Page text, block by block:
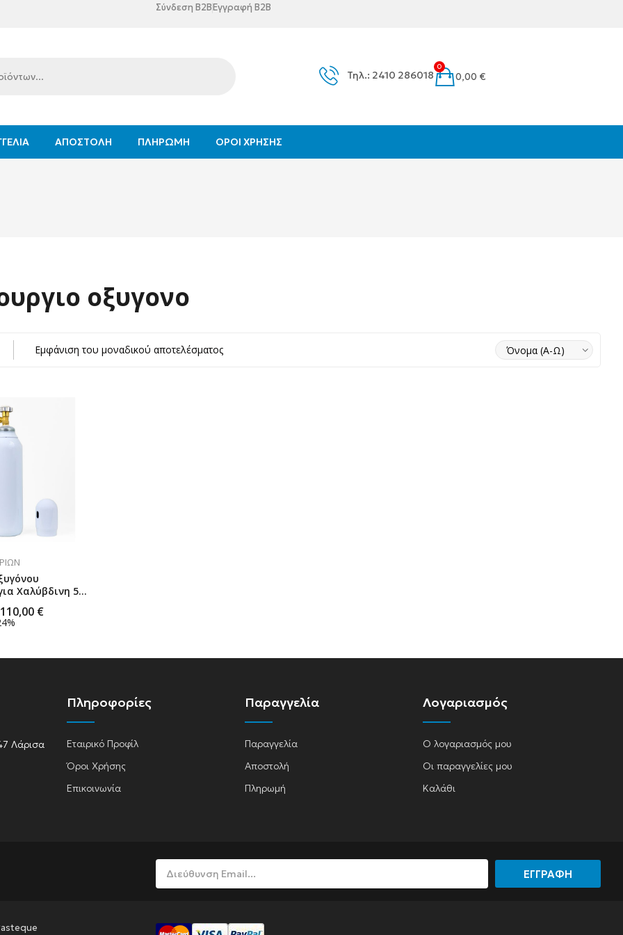
Σύνδεση B2BΕγγραφή B2B
Τηλ.: 2410 286018 0,00 €
0
ΑΠΟΣΤΟΛΉ ΠΛΗΡΩΜΉ ΌΡΟΙ ΧΡΉΣΗΣ
οξυγονο
Εμφάνιση του μοναδικού αποτελέσματος
Χαλύβδινη 5L
110,00 €
Αερίων
Λάρισα
Πληροφορίες
Εταιρικό Προφίλ
Όροι Χρήσης
Επικοινωνία
Παραγγελία
Παραγγελία
Αποστολή
Πληρωμή
Λογαριασμός
Ο λογαριασμός μου
Οι παραγγελίες μου
Καλάθι
ΕΓΓΡΑΦΗ